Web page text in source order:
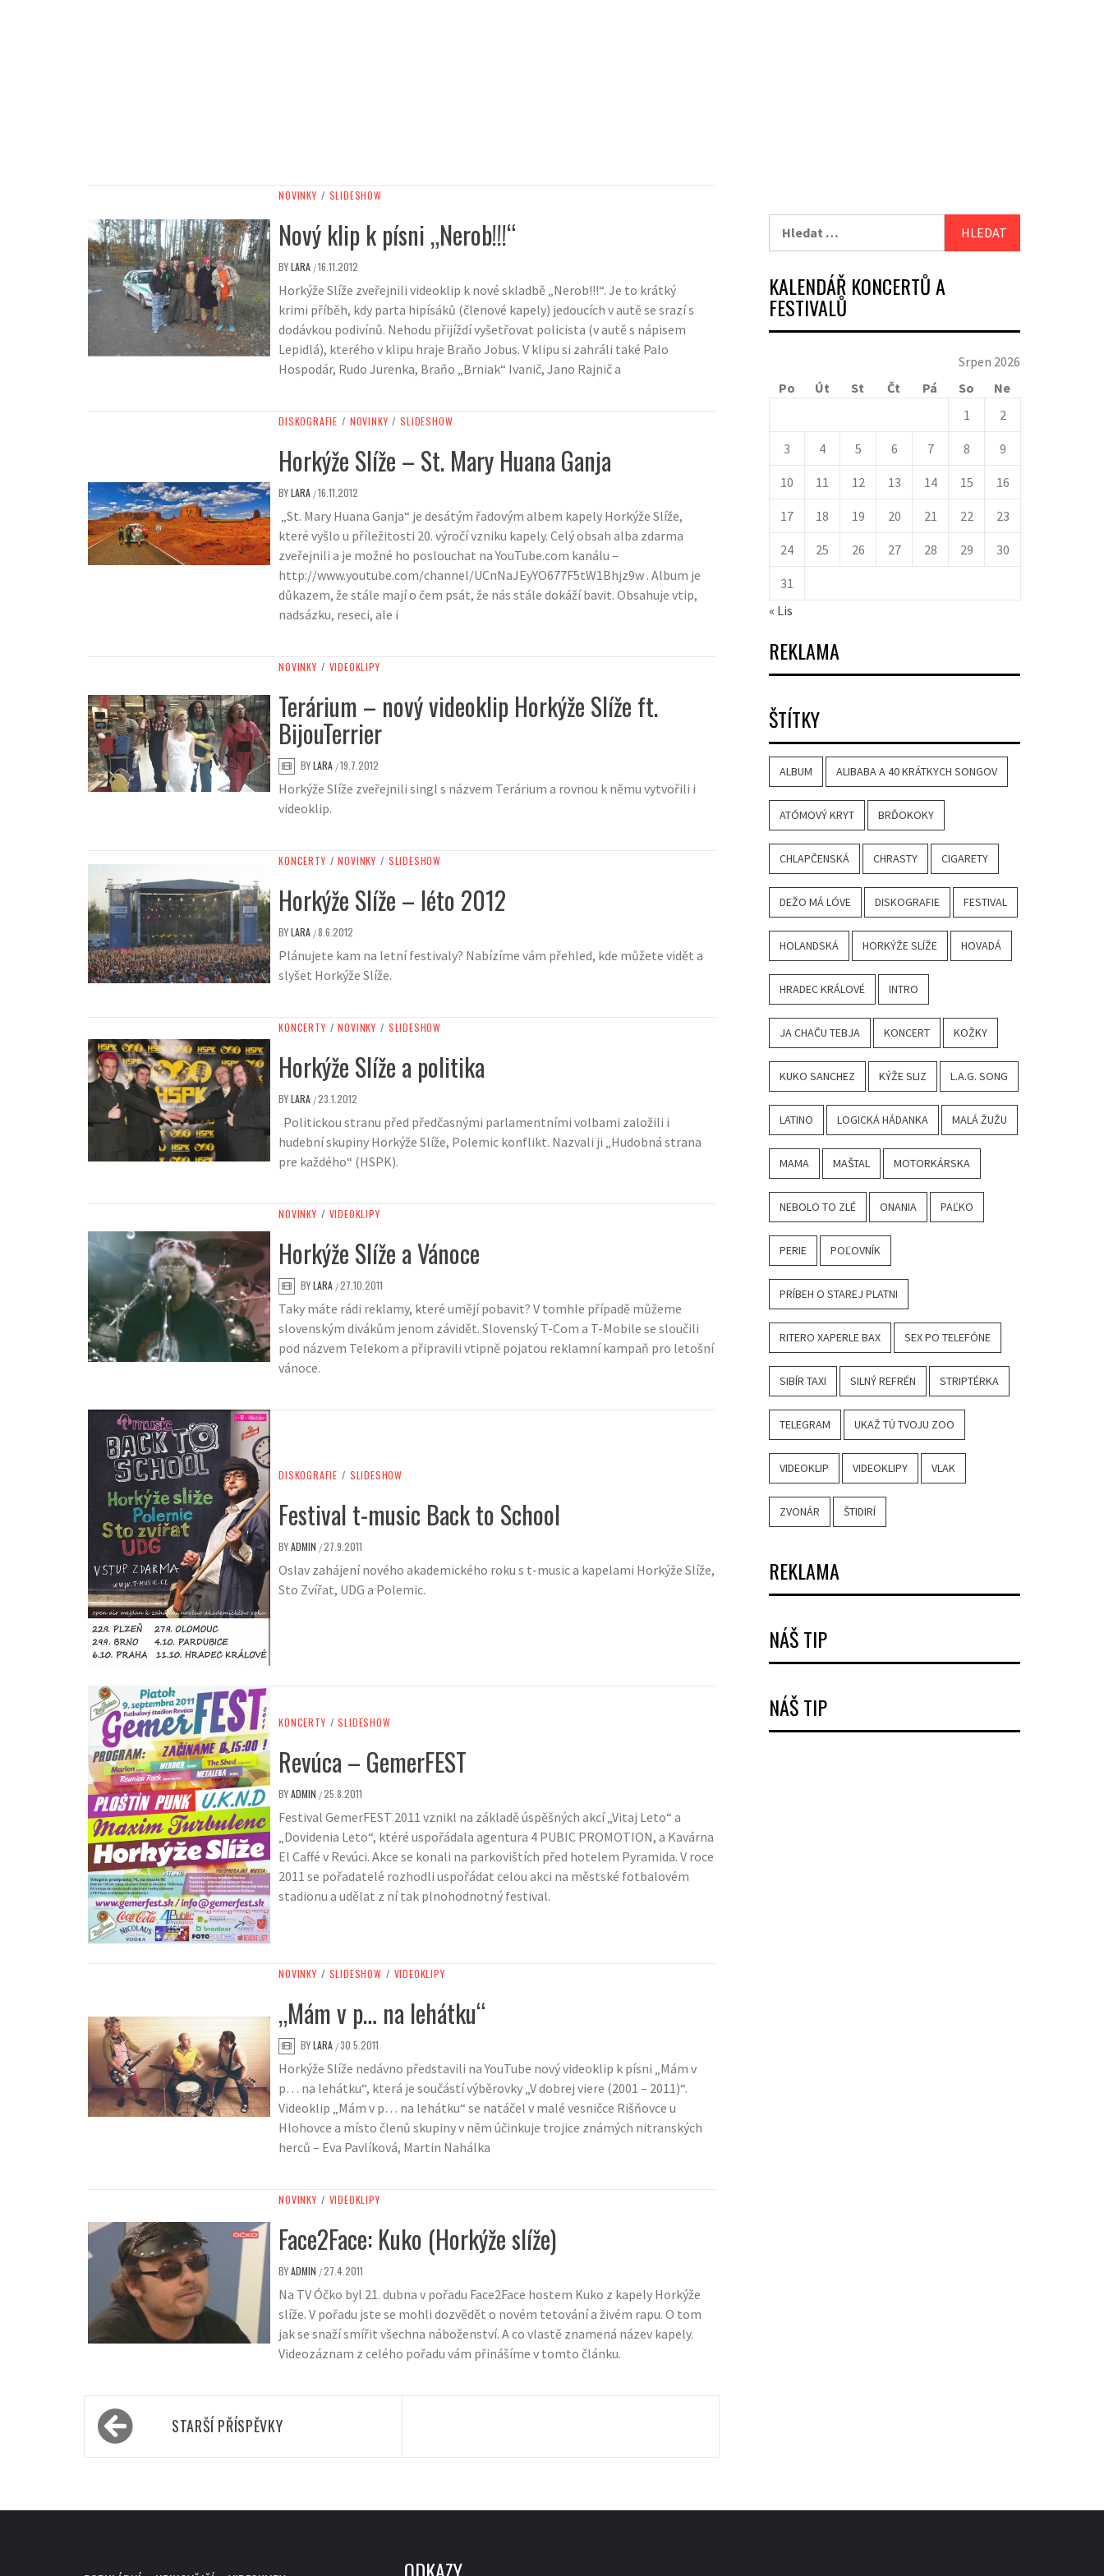
NOVINKY / SLIDESHOW
Nový klip k písni „Nerob!!!“
BYLARA /16.11.2012
Horkýže Slíže zveřejnili videoklip k nové skladbě „Nerob!!!“. Je to krátký
krimi příběh, kdy parta hipísáků (členové kapely) jedoucích v autě se srazí s
dodávkou podivínů. Nehodu přijíždí vyšetřovat policista (v autě s nápisem
Lepidlá), kterého v klipu hraje Braňo Jobus. V klipu si zahráli také Palo
Hospodár, Rudo Jurenka, Braňo „Brniak“ Ivanič, Jano Rajnič a
DISKOGRAFIE / NOVINKY / SLIDESHOW
Horkýže Slíže – St. Mary Huana Ganja
BYLARA /16.11.2012
„St. Mary Huana Ganja“ je desátým řadovým albem kapely Horkýže Slíže,
které vyšlo u příležitosti 20. výročí vzniku kapely. Celý obsah alba zdarma
zveřejnili a je možné ho poslouchat na YouTube.com kanálu –
http://www.youtube.com/channel/UCnNaJEyYO677F5tW1Bhjz9w . Album je
důkazem, že stále mají o čem psát, že nás stále dokáží bavit. Obsahuje vtip,
nadsázku, reseci, ale i
NOVINKY / VIDEOKLIPY
Terárium – nový videoklip Horkýže Slíže ft.
BijouTerrier
BYLARA /19.7.2012
Horkýže Slíže zveřejnili singl s názvem Terárium a rovnou k němu vytvořili i
videoklip.
KONCERTY / NOVINKY / SLIDESHOW
Horkýže Slíže – léto 2012
BYLARA /8.6.2012
Plánujete kam na letní festivaly? Nabízíme vám přehled, kde můžete vidět a
slyšet Horkýže Slíže.
KONCERTY / NOVINKY / SLIDESHOW
Horkýže Slíže a politika
BYLARA /23.1.2012
Politickou stranu před předčasnými parlamentními volbami založili i
hudební skupiny Horkýže Slíže, Polemic konflikt. Nazvali ji „Hudobná strana
pre každého“ (HSPK).
NOVINKY / VIDEOKLIPY
Horkýže Slíže a Vánoce
BYLARA /27.10.2011
Taky máte rádi reklamy, které umějí pobavit? V tomhle případě můžeme
slovenským divákům jenom závidět. Slovenský T-Com a T-Mobile se sloučili
pod názvem Telekom a připravili vtipně pojatou reklamní kampaň pro letošní
vánoce.
DISKOGRAFIE / SLIDESHOW
Festival t-music Back to School
BYADMIN /27.9.2011
Oslav zahájení nového akademického roku s t-music a kapelami Horkýže Slíže,
Sto Zvířat, UDG a Polemic.
KONCERTY / SLIDESHOW
Revúca – GemerFEST
BYADMIN /25.8.2011
Festival GemerFEST 2011 vznikl na základě úspěšných akcí „Vitaj Leto“ a
„Dovidenia Leto“, ktéré uspořádala agentura 4 PUBIC PROMOTION, a Kavárna
El Caffé v Revúci. Akce se konali na parkovištích před hotelem Pyramida. V roce
2011 se pořadatelé rozhodli uspořádat celou akci na městské fotbalovém
stadionu a udělat z ní tak plnohodnotný festival.
NOVINKY / SLIDESHOW / VIDEOKLIPY
„Mám v p… na lehátku“
BYLARA /30.5.2011
Horkýže Slíže nedávno představili na YouTube nový videoklip k písni „Mám v
p… na lehátku“, která je součástí výběrovky „V dobrej viere (2001 – 2011)“.
Videoklip „Mám v p… na lehátku“ se natáčel v malé vesničce Rišňovce u
Hlohovce a místo členů skupiny v něm účinkuje trojice známých nitranských
herců – Eva Pavlíková, Martin Nahálka
NOVINKY / VIDEOKLIPY
Face2Face: Kuko (Horkýže slíže)
BYADMIN /27.4.2011
Na TV Óčko byl 21. dubna v pořadu Face2Face hostem Kuko z kapely Horkýže
slíže. V pořadu jste se mohli dozvědět o novém tetování a živém rapu. O tom
jak se snaží smířit všechna náboženství. A co vlastě znamená název kapely.
Videozáznam z celého pořadu vám přinášíme v tomto článku.
Navigace
pro STARŠÍ PŘÍSPĚVKY
KALENDÁŘ KONCERTŮ A
FESTIVALŮ
Srpen 2026
Po
Út St Čt Pá So
Ne
1
2
3 4 5 6 7 8 9
10 11 12 13 14 15 16
17 18 19 20 21 22 23
24 25 26 27 28 29 30
31
« Lis
REKLAMA
ŠTÍTKY
ALBUM ALIBABA A 40 KRÁTKYCH SONGOV
ATÓMOVÝ KRYT BRĎOKOKY
CHLAPČENSKÁ CHRASTY CIGARETY
DEŽO MÁ LÓVE DISKOGRAFIE FESTIVAL
HOLANDSKÁ HORKÝŽE SLÍŽE HOVADÁ
HRADEC KRÁLOVÉ INTRO
JA CHAČU TEBJA KONCERT KOŽKY
KUKO SANCHEZ KÝŽE SLIZ L.A.G. SONG
LATINO LOGICKÁ HÁDANKA MALÁ ŽUŽU
MAMA MAŠTAL MOTORKÁRSKA
NEBOLO TO ZLÉ ONANIA PAĽKO
PERIE POĽOVNÍK
PRÍBEH O STAREJ PLATNI
RITERO XAPERLE BAX SEX PO TELEFÓNE
SIBÍR TAXI SILNÝ REFRÉN STRIPTÉRKA
TELEGRAM UKAŽ TÚ TVOJU ZOO
VIDEOKLIP VIDEOKLIPY VLAK
ZVONÁR ŠTIDIRÍ
REKLAMA
NÁŠ TIP
NÁŠ TIP